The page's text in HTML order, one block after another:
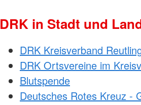
DRK in Stadt und
DRK Kreisverband
DRK Ortsvereine im
Blutspende
Deutsches Rotes Kreuz -